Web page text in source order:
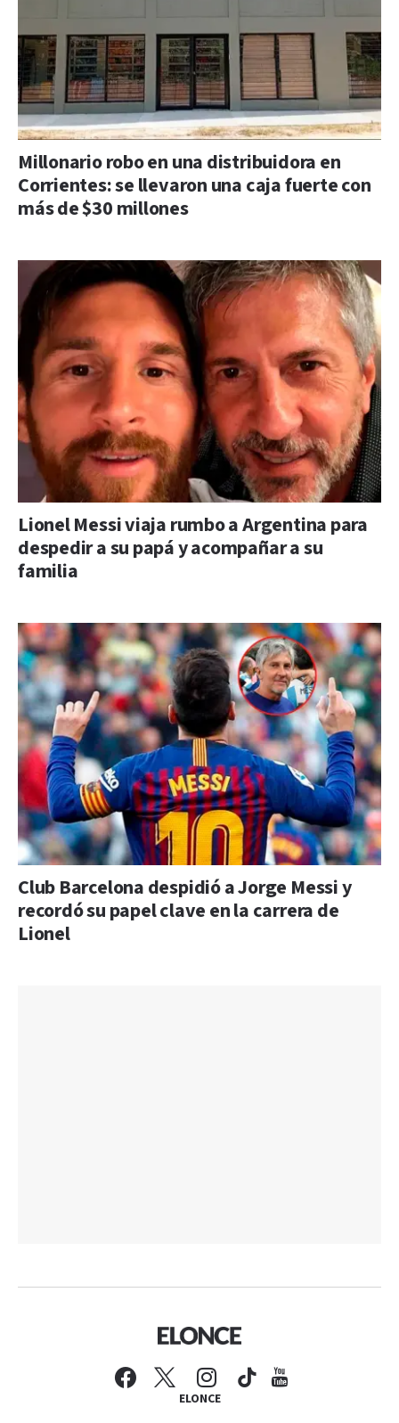
Millonario robo en una distribuidora en
Corrientes: se llevaron una caja fuerte con
más de $30 millones
Lionel Messi viaja rumbo a Argentina para
despedir a su papá y acompañar a su
familia
Club Barcelona despidió a Jorge Messi y
recordó su papel clave en la carrera de
Lionel
ELONCE